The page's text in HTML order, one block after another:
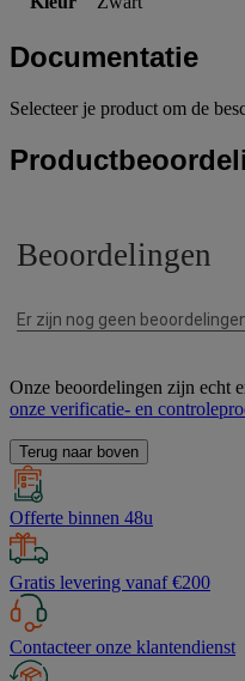
Documentatie
Selecteer je product om de
Onze beoordelingen zijn echt
onze verificatie- en
Terug naar boven
Offerte binnen 48u
Gratis levering vanaf €200
Contacteer onze klantendienst